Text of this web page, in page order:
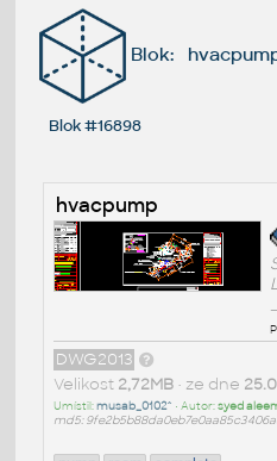
Blok:
Blok #16898
hvacpump
DWG2013
Velikost 2,72MB• ze dne
Umístil:musab_0102^ • Autor:syed
md5: